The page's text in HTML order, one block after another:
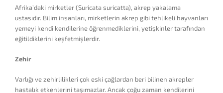
Afrika’daki mirketler (Suricata suricatta), akrep yakalama
ustasıdır. Bilim insanları, mirketlerin akrep gibi tehlikeli hayvanları
yemeyi kendi kendilerine öğrenmediklerini, yetişkinler tarafından
eğitildiklerini keşfetmişlerdir.
Zehir
Varlığı ve zehirlilikleri çok eski çağlardan beri bilinen akrepler
hastalık etkenlerini taşımazlar. Ancak çoğu zaman kendilerini